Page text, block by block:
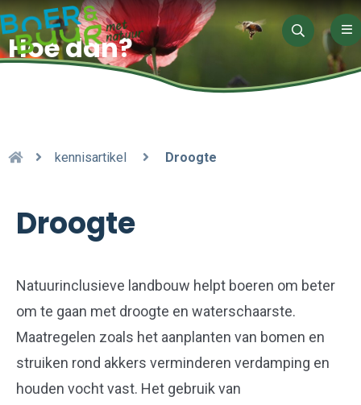
Zoeken
Hoe dan?
kennisartikel Droogte
Droogte
Natuurinclusieve landbouw helpt boeren om beter
om te gaan met droogte en waterschaarste.
Maatregelen zoals het aanplanten van bomen en
struiken rond akkers verminderen verdamping en
houden vocht vast. Het gebruik van